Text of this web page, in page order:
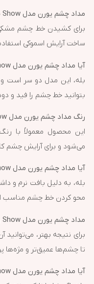
مداد چشم یورن مدل Show برای چه کاری استفاده می‌شود؟
برای کشیدن خط چشم
ساخت آرایش اسموکی
آیا مداد چشم یورن مدل Show پد محوکننده دارد؟
بله، این مدل دو سر است و
بتوانید خط چشم را فید و
رنگ مداد چشم یورن مدل Show چیست؟
می‌شود و برای آرایش چشم
آیا مداد چشم یورن مدل Show برای آرایش اسموکی مناسب است؟
بله، به دلیل بافت نرم و
محو کردن خط چشم مناسب
مداد چشم یورن مدل Show را با چه محصولی کامل کنیم؟
برای نتیجه بهتر،
تا چشم‌ها عمیق‌تر و مژه‌ها
آیا مداد چشم یورن مدل Show برای استفاده روزانه مناسب است؟